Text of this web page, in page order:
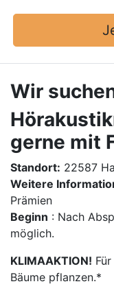
Wir
gerne mit
Standort: 22587
Weitere
Prämien
Beginn : Nach
möglich.
KLIMAAKTION!
Bäume pflanzen.*